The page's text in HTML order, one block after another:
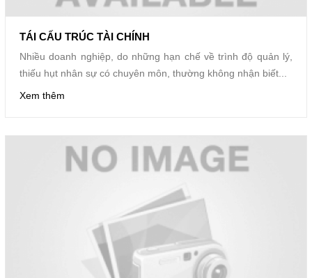
TÁI CẤU TRÚC TÀI CHÍNH
Nhiều doanh nghiệp, do những hạn chế về trình độ quản lý,
thiếu hụt nhân sự có chuyên môn, thường không nhận biết...
Xem thêm